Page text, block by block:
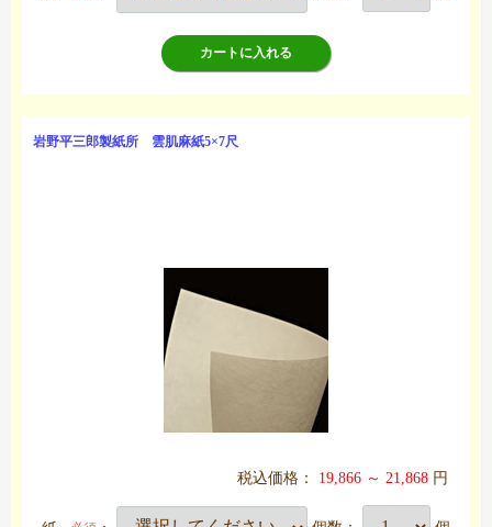
カートに入れる
岩野平三郎製紙所 雲肌麻紙5×7尺
税込価格： 19,866 ～ 21,868 円